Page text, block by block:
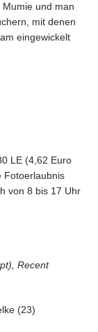
und man
mit denen
eingewickelt
LE (4,62 Euro
Fotoerlaubnis
von 8 bis 17 Uhr
Recent
(23)